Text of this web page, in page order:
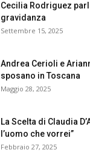
Cecilia Rodriguez
gravidanza
Settembre 15, 2025
Andrea Cerioli e
sposano in Toscana
Maggio 28, 2025
La Scelta di Claudia
l’uomo che vorrei”
Febbraio 27, 2025